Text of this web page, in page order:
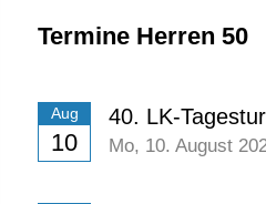
Termine Herren 50
Aug
10
40. LK-
Mo, 10. August